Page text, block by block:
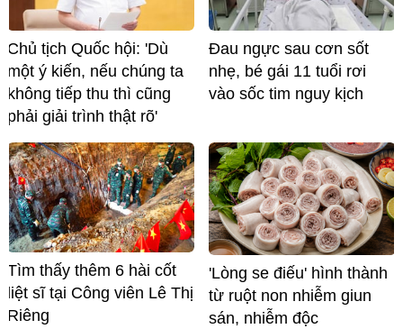
Chủ tịch Quốc hội: 'Dù
một ý kiến, nếu chúng ta
không tiếp thu thì cũng
phải giải trình thật rõ'
Đau ngực sau cơn sốt
nhẹ, bé gái 11 tuổi rơi
vào sốc tim nguy kịch
Tìm thấy thêm 6 hài cốt
liệt sĩ tại Công viên Lê Thị
Riêng
'Lòng se điếu' hình thành
từ ruột non nhiễm giun
sán, nhiễm độc